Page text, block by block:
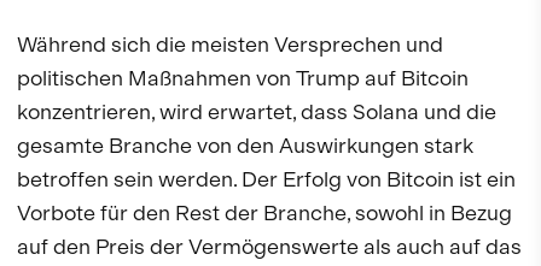
Während sich die meisten Versprechen und
politischen Maßnahmen von Trump auf Bitcoin
konzentrieren, wird erwartet, dass Solana und die
gesamte Branche von den Auswirkungen stark
betroffen sein werden. Der Erfolg von Bitcoin ist ein
Vorbote für den Rest der Branche, sowohl in Bezug
auf den Preis der Vermögenswerte als auch auf das